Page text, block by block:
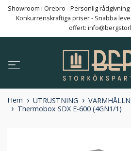
Showroom i Örebro - Personlig
Konkurrenskraftiga priser - Snabba
offert:
Hem UTRUSTNING
Thermobox SDX E-600 (4GN1/1)